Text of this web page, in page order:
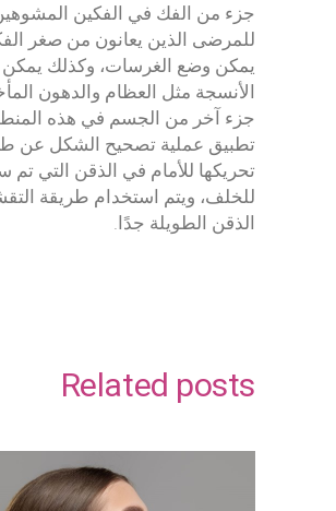
جزء من الفك في الفكين
للمرضى الذين يعانون من صغر
يمكن وضع الغرسات، وكذلك
الأنسجة مثل العظام والدهون
جزء آخر من الجسم في هذه
تطبيق عملية تصحيح الشكل عن
تحريكها للأمام في الذقن التي تم
للخلف، ويتم استخدام طريقة
الذقن الطويلة جدًا.
Related posts